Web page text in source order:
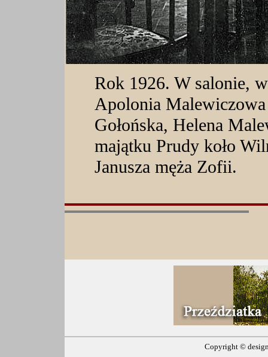
Rok 1926. W salonie,
Apolonia
Gołońska, Helena
majątku Prudy koło
Janusza męża Zofii.
Copyright ©